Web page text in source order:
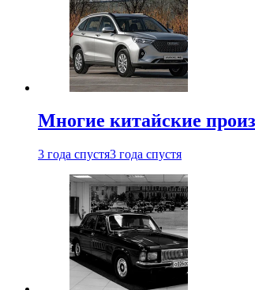
Многие китайские
3 года спустя3 года спустя